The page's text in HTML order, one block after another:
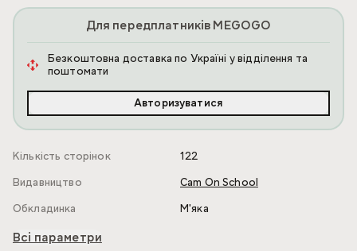
Для передплатників MEGOGO
Безкоштовна доставка по Україні у відділення та
поштомати
Авторизуватися
Кількість сторінок
122
Видавництво
Cam On School
Обкладинка
М'яка
Всі параметри